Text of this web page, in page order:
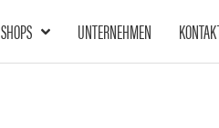
SHOPS UNTERNEHMEN